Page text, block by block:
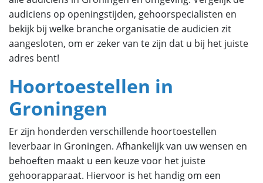
audiciens op openingstijden, gehoorspecialisten en
bekijk bij welke branche organisatie de audicien zit
aangesloten, om er zeker van te zijn dat u bij het juiste
adres bent!
Hoortoestellen in
Groningen
Er zijn honderden verschillende hoortoestellen
leverbaar in Groningen. Afhankelijk van uw wensen en
behoeften maakt u een keuze voor het juiste
gehoorapparaat. Hiervoor is het handig om een